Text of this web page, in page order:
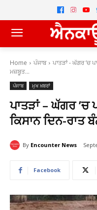
Home ਪੰਜਾਬ
ਪਾਤੜਾਂ - ਘੱਗਰ ’ਚ
ਮਜ਼ਬੂਤ...
ਪੰਜਾਬ ਮੁਖ ਖ਼ਬਰਾਂ
ਪਾਤੜਾਂ – ਘੱਗਰ ’ਚ
ਕਿਸਾਨ ਦਿਨ-ਰਾਤ
By Encounter News
Facebook